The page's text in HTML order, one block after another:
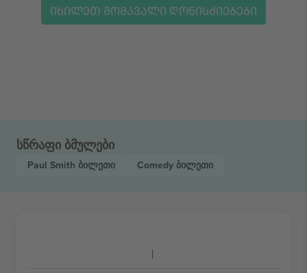
ᲘᲮᲘᲚᲔᲗ ᲛᲝᲛᲐᲕᲐᲚᲘ ᲦᲝᲜᲘᲡᲫᲘᲔᲑᲔᲑᲘ
სწრაფი ბმულები
Paul Smith ბილეთი Comedy ბილეთი